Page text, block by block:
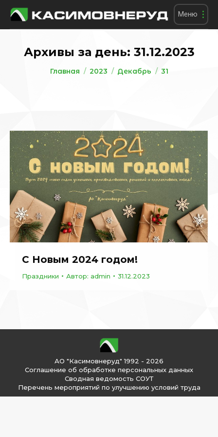
Меню
Архивы за день: 31.12.2023
Вы здесь:
Главная 2023 Декабрь 31
C Новым 2024 годом!
Праздники Автор: admin 31.12.2023
АО "Касимовнеруд" 1992 - 2026
Соглашение об обработке персональных данных
Сводная ведомость СОУТ
Перечень мероприятий по улучшению условий труда